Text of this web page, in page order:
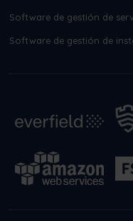
Software de gestión de
Software de gestión de